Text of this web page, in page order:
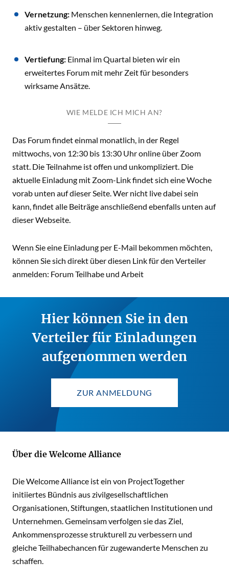
Vernetzung: Menschen kennenlernen, die Integration
aktiv gestalten – über Sektoren hinweg.
Vertiefung: Einmal im Quartal bieten wir ein
erweitertes Forum mit mehr Zeit für besonders
wirksame Ansätze.
WIE MELDE ICH MICH AN?
Das Forum findet einmal monatlich, in der Regel
mittwochs, von 12:30 bis 13:30 Uhr online über Zoom
statt. Die Teilnahme ist offen und unkompliziert. Die
aktuelle Einladung mit Zoom-Link findet sich eine Woche
vorab unten auf dieser Seite. Wer nicht live dabei sein
kann, findet alle Beiträge anschließend ebenfalls unten auf
dieser Webseite.
Wenn Sie eine Einladung per E-Mail bekommen möchten,
können Sie sich direkt über diesen Link für den Verteiler
anmelden: Forum Teilhabe und Arbeit
Hier können Sie in den
Verteiler für Einladungen
aufgenommen werden
ZUR ANMELDUNG
Über die Welcome Alliance
Die Welcome Alliance ist ein von ProjectTogether
initiiertes Bündnis aus zivilgesellschaftlichen
Organisationen, Stiftungen, staatlichen Institutionen und
Unternehmen. Gemeinsam verfolgen sie das Ziel,
Ankommensprozesse strukturell zu verbessern und
gleiche Teilhabechancen für zugewanderte Menschen zu
schaffen.